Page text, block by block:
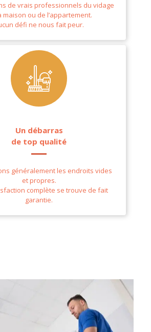
de vrais professionnels du vidage
maison ou de l’appartement.
défi ne nous fait peur.
Un débarras
de top qualité
généralement les endroits vides
et propres.
complète se trouve de fait
garantie.